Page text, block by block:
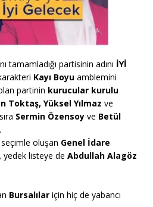
tamamladığı partisinin adını İYİ
Kayı Boyu amblemini
partinin kurucular kurulu
Toktaş, Yüksel Yılmaz ve
Sermin Özensoy ve Betül
seçimle oluşan Genel İdare
yedek listeye de Abdullah Alagöz
Bursalılar için hiç de yabancı